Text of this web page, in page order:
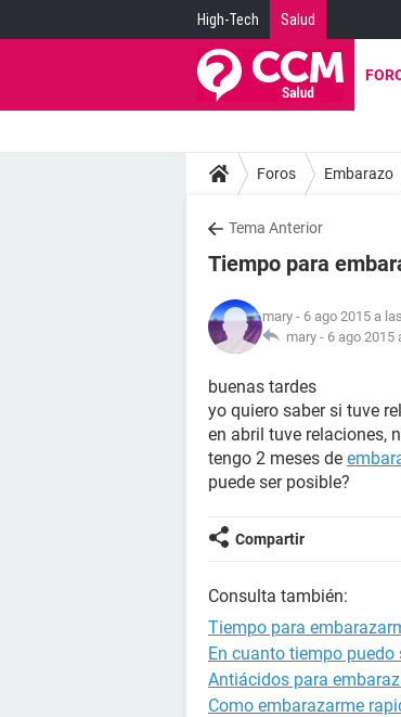
High-Tech Salud
Foros Embarazo
Tema Anterior
Tiempo para
mary - 6 ago 2015 a
mary - 6 ago 2015
buenas tardes
yo quiero saber si tuve
en abril tuve relaciones,
tengo 2 meses de
puede ser posible?
Compartir
Consulta también:
Tiempo para
En cuanto tiempo
Antiácidos para
Como embarazarme